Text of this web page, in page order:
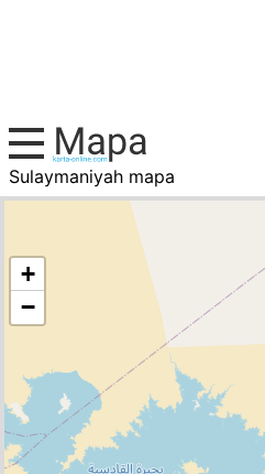
Sulaymaniyah mapa
Irak, la lista de ciudades
+
−